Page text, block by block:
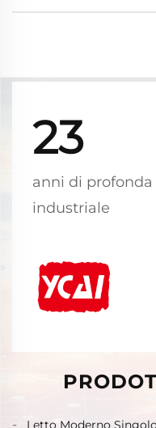
23
anni di
industriale
Letto Moderno